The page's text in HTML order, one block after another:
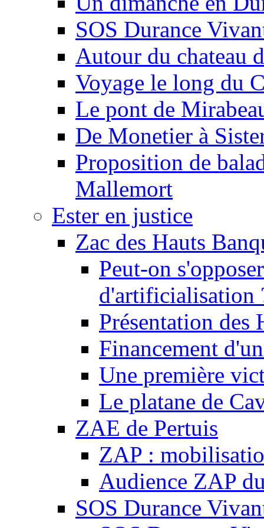
SOS Durance
Autour du chateau
Voyage le long du
Le pont de
De Monetier à
Proposition de
Mallemort
Ester en justice
Zac des Hauts
Peut-on
d'artificialisation
Présentation des
Financement
Une première
Le platane de
ZAE de Pertuis
ZAP :
Audience ZAP
SOS Durance